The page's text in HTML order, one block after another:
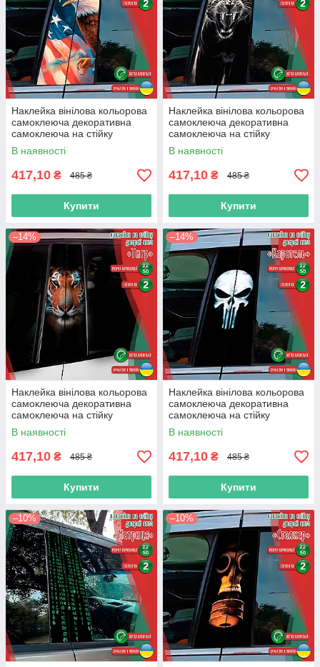
Наклейка вінілова кольорова
самоклеюча декоративна
самоклеюча на стійку
автомобіля «Орел» з
Оракалу
В наявності
417,10 ₴ 485 ₴
Купити
Наклейка вінілова кольорова
самоклеюча декоративна
самоклеюча на стійку
автомобіля «Пантера» з
Оракалу
В наявності
417,10 ₴ 485 ₴
Купити
–14%
Наклейка вінілова кольорова
самоклеюча декоративна
самоклеюча на стійку
автомобіля «Тигр» з Оракалу
В наявності
417,10 ₴ 485 ₴
Купити
–14%
Наклейка вінілова кольорова
самоклеюча декоративна
самоклеюча на стійку
автомобіля «Каратель» з
Оракалу
В наявності
417,10 ₴ 485 ₴
Купити
–10% –10%